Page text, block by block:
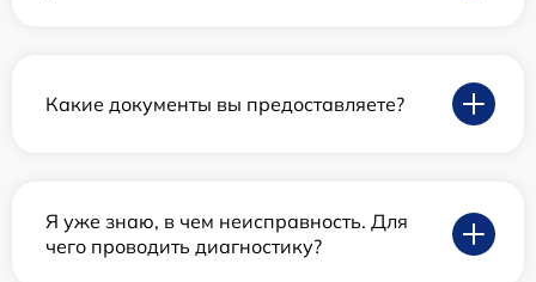
Какие документы вы предоставляете?
Я уже знаю, в чем неисправность. Для
чего проводить диагностику?